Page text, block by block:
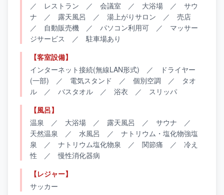
／ レストラン ／ 会議室 ／ 大浴場 ／ サウ
ナ ／ 露天風呂 ／ 湯上がりサロン ／ 売店
／ 自動販売機 ／ パソコン利用可 ／ マッサー
ジサービス ／ 駐車場あり
【客室設備】
インターネット接続(無線LAN形式) ／ ドライヤー
(一部) ／ 電気スタンド ／ 個別空調 ／ タオ
ル ／ バスタオル ／ 浴衣 ／ スリッパ
【風呂】
温泉 ／ 大浴場 ／ 露天風呂 ／ サウナ ／
天然温泉 ／ 水風呂 ／ ナトリウム・塩化物強塩
泉 ／ ナトリウム塩化物泉 ／ 関節痛 ／ 冷え
性 ／ 慢性消化器病
【レジャー】
サッカー